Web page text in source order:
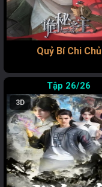
Quỷ Bí Chi Chủ
26/26
3D